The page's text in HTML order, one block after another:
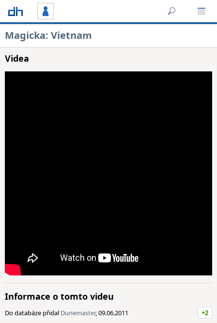
Magicka: Vietnam
Videa
Informace o tomto videu
Do databáze přidal Dunemaster, 09.06.2011 +2